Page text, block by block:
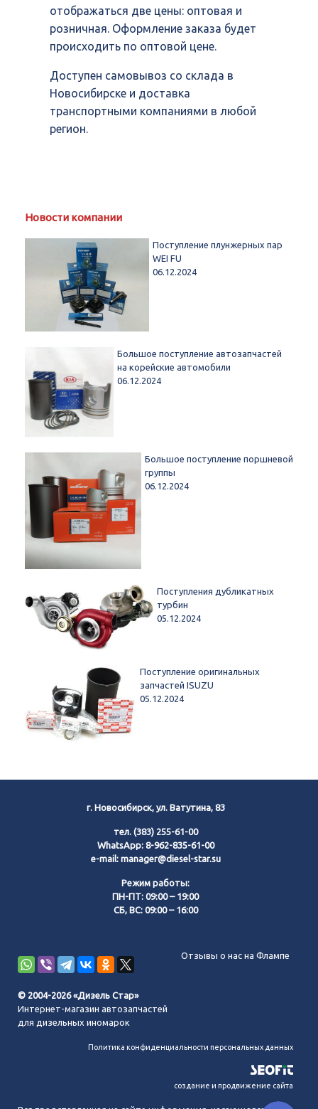
отображаться две цены: оптовая и
розничная. Оформление заказа будет
происходить по оптовой цене.
Доступен самовывоз со склада в
Новосибирске и доставка
транспортными компаниями в любой
регион.
Новости компании
Поступление плунжерных пар
WEI FU
06.12.2024
Большое поступление автозапчастей
на корейские автомобили
06.12.2024
Большое поступление поршневой
группы
06.12.2024
Поступления дубликатных
турбин
05.12.2024
Поступление оригинальных
запчастей ISUZU
05.12.2024
г. Новосибирск, ул. Ватутина, 83
тел. (383) 255-61-00
WhatsApp: 8-962-835-61-00
e-mail: manager@diesel-star.su
Режим работы:
ПН-ПТ: 09:00 – 19:00
СБ, ВС: 09:00 – 16:00
Отзывы о нас на Флампе
© 2004-2026 «Дизель Стар»
Интернет-магазин автозапчастей
для дизельных иномарок
Политика конфиденциальности персональных данных
создание и продвижение сайта